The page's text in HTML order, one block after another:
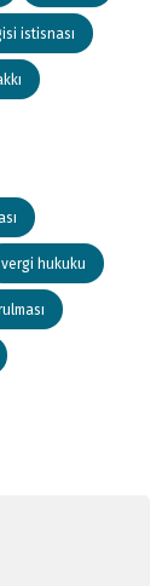
istisnası
vergi hukuku